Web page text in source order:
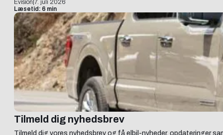
Evision 7. juli 2026
Læsetid: 6 min
Tilmeld dig nyhedsbrev
Tilmeld dig vores nyhedsbrev og få elbil-nyheder, opdateringer